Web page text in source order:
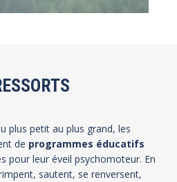
plus petit au plus grand, les
de programmes éducatifs
pour leur éveil psychomoteur. En
sautent, se renversent,